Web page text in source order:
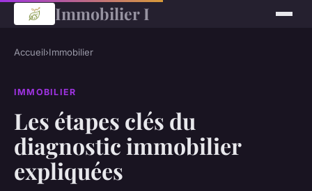
Immobilier I
Accueil›Immobilier
IMMOBILIER
Les étapes clés du
diagnostic immobilier
expliquées